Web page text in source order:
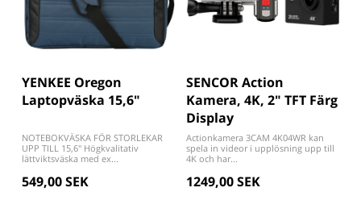
YENKEE Oregon
Laptopväska 15,6"
NOTEBOKVÄSKA FÖR STORLEKAR
UPP TILL 15,6" Högkvalitativ
lättviktsväska med ex...
549,00 SEK
SENCOR Action
Kamera, 4K, 2" TFT Färg
Display
Actionkamera 3CAM 4K04WR kan
spela in videor i upplösning upp till
4K och har...
1249,00 SEK